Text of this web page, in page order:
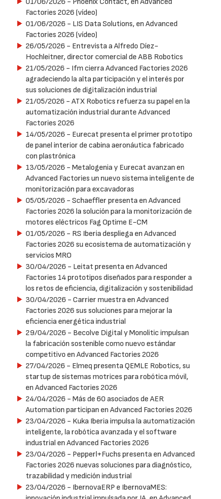
Factories 2026 (vídeo)
01/06/2026 - LIS Data Solutions, en Advanced
Factories 2026 (vídeo)
26/05/2026 - Entrevista a Alfredo Díez-
Hochleitner, director comercial de ABB Robotics
21/05/2026 - Ifm cierra Advanced Factories 2026
agradeciendo la alta participación y el interés por
sus soluciones de digitalización industrial
21/05/2026 - ATX Robotics refuerza su papel en la
automatización industrial durante Advanced
Factories 2026
14/05/2026 - Eurecat presenta el primer prototipo
de panel interior de cabina aeronáutica fabricado
con plastrónica
13/05/2026 - Metalogenia y Eurecat avanzan en
Advanced Factories un nuevo sistema inteligente de
monitorización para excavadoras
05/05/2026 - Schaeffler presenta en Advanced
Factories 2026 la solución para la monitorización de
motores eléctricos Fag Optime E-CM
01/05/2026 - RS Iberia despliega en Advanced
Factories 2026 su ecosistema de automatización y
servicios MRO
30/04/2026 - Leitat presenta en Advanced
Factories 14 prototipos diseñados para responder a
los retos de eficiencia, digitalización y sostenibilidad
30/04/2026 - Carrier muestra en Advanced
Factories 2026 sus soluciones para mejorar la
eficiencia energética industrial
29/04/2026 - Becolve Digital y Monolitic impulsan
la fabricación sostenible como nuevo estándar
competitivo en Advanced Factories 2026
27/04/2026 - Elmeq presenta QEMLE Robotics, su
startup de sistemas motrices para robótica móvil,
en Advanced Factories 2026
24/04/2026 - Más de 60 asociados de AER
Automation participan en Advanced Factories 2026
23/04/2026 - Kuka Iberia impulsa la automatización
inteligente, la robótica avanzada y el software
industrial en Advanced Factories 2026
23/04/2026 - Pepperl+Fuchs presenta en Advanced
Factories 2026 nuevas soluciones para diagnóstico,
trazabilidad y medición industrial
23/04/2026 - IbernovaERP e IbernovaMES: